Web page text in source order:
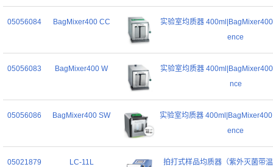
05056084 BagMixer400 CC
实验室均质器
ence
05056083 BagMixer400 W
实验室均质器
nce
05056086 BagMixer400 SW
实验室均质器
ence
05021879 LC-11L
拍打式样品均质器（紫外灭菌带